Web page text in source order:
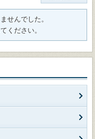
せんでした。
ください。